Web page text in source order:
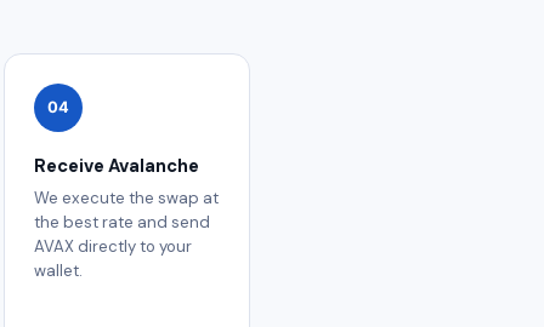
04
Receive Avalanche
We execute the swap at
the best rate and send
AVAX directly to your
wallet.